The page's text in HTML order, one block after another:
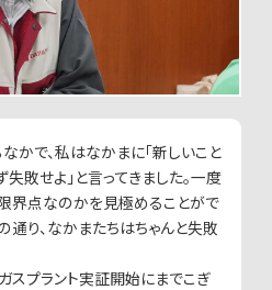
かで、私はなかまに「新しいこと
敗せよ」と言ってきました。一度
界点なのかを見極めることがで
通り、なかまたちはちゃんと失敗
スプラント実証開始にまでこぎ